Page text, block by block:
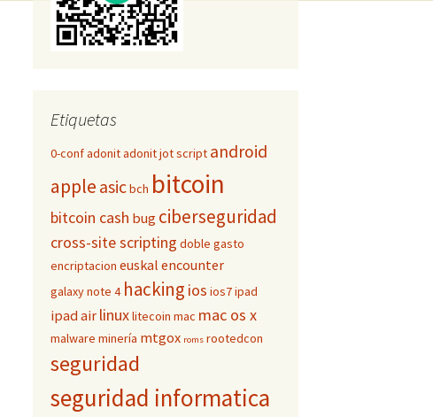
Etiquetas
0-confadonitadonit jot script android
apple asicbch bitcoin
bitcoin cash bug ciberseguridad
cross-site scripting doble gasto
encriptacion euskal encounter
galaxy note 4 hacking ios ios7ipad
ipad air linuxlitecoin mac mac os x
malware minería mtgox roms rootedcon
seguridad
seguridad informatica